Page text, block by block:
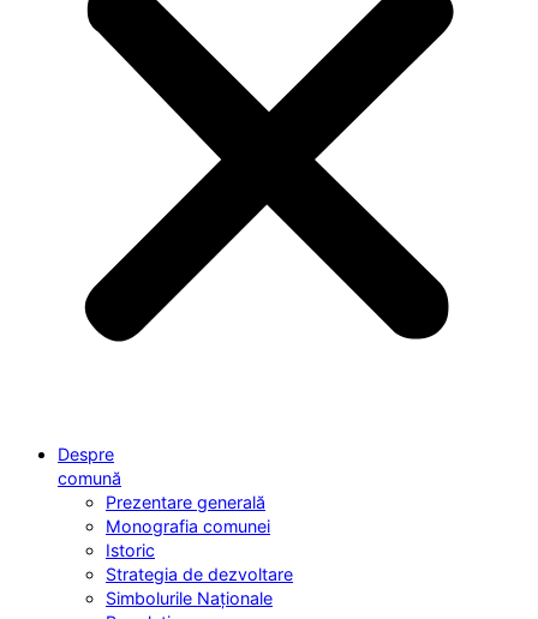
Despre
comună
Prezentare generală
Monografia comunei
Istoric
Strategia de dezvoltare
Simbolurile Naționale